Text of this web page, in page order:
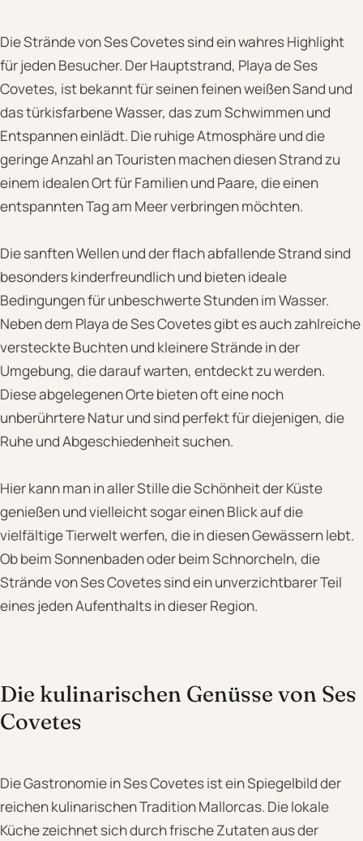
Die Strände von Ses Covetes sind ein wahres Highlight
für jeden Besucher. Der Hauptstrand, Playa de Ses
Covetes, ist bekannt für seinen feinen weißen Sand und
das türkisfarbene Wasser, das zum Schwimmen und
Entspannen einlädt. Die ruhige Atmosphäre und die
geringe Anzahl an Touristen machen diesen Strand zu
einem idealen Ort für Familien und Paare, die einen
entspannten Tag am Meer verbringen möchten.
Die sanften Wellen und der flach abfallende Strand sind
besonders kinderfreundlich und bieten ideale
Bedingungen für unbeschwerte Stunden im Wasser.
Neben dem Playa de Ses Covetes gibt es auch zahlreiche
versteckte Buchten und kleinere Strände in der
Umgebung, die darauf warten, entdeckt zu werden.
Diese abgelegenen Orte bieten oft eine noch
unberührtere Natur und sind perfekt für diejenigen, die
Ruhe und Abgeschiedenheit suchen.
Hier kann man in aller Stille die Schönheit der Küste
genießen und vielleicht sogar einen Blick auf die
vielfältige Tierwelt werfen, die in diesen Gewässern lebt.
Ob beim Sonnenbaden oder beim Schnorcheln, die
Strände von Ses Covetes sind ein unverzichtbarer Teil
eines jeden Aufenthalts in dieser Region.
Die kulinarischen Genüsse von Ses
Covetes
Die Gastronomie in Ses Covetes ist ein Spiegelbild der
reichen kulinarischen Tradition Mallorcas. Die lokale
Küche zeichnet sich durch frische Zutaten aus der